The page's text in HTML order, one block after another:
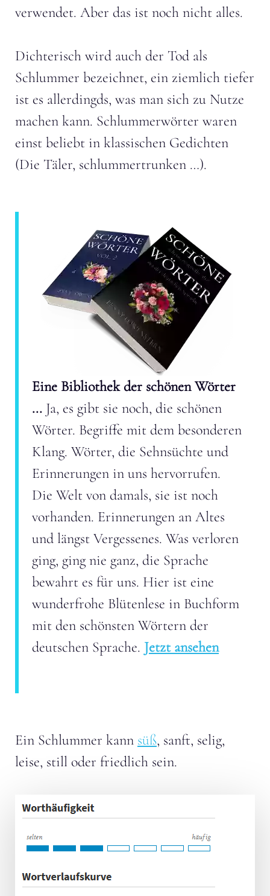
verwendet. Aber das ist noch nicht alles.
Dichterisch wird auch der Tod als
Schlummer bezeichnet, ein ziemlich tiefer
ist es allerdingds, was man sich zu Nutze
machen kann. Schlummerwörter waren
einst beliebt in klassischen Gedichten
(Die Täler, schlummertrunken …).
Eine Bibliothek der schönen Wörter
... Ja, es gibt sie noch, die schönen
Wörter. Begriffe mit dem besonderen
Klang. Wörter, die Sehnsüchte und
Erinnerungen in uns hervorrufen.
Die Welt von damals, sie ist noch
vorhanden. Erinnerungen an Altes
und längst Vergessenes. Was verloren
ging, ging nie ganz, die Sprache
bewahrt es für uns. Hier ist eine
wunderfrohe Blütenlese in Buchform
mit den schönsten Wörtern der
deutschen Sprache. Jetzt ansehen
Ein Schlummer kann süß, sanft, selig,
leise, still oder friedlich sein.